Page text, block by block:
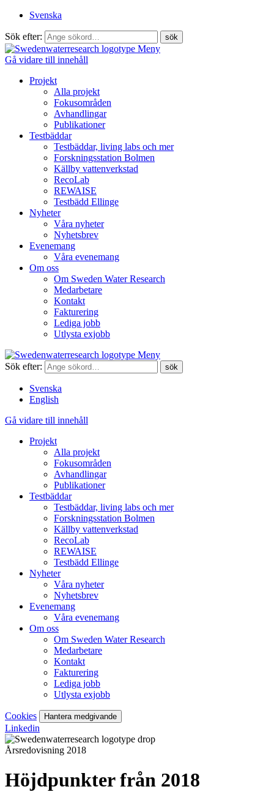
Svenska
Sök efter:
Meny
Gå vidare till innehåll
Projekt
Alla projekt
Fokusområden
Avhandlingar
Publikationer
Testbäddar
Testbäddar, living labs och mer
Forskningsstation Bolmen
Källby vattenverkstad
RecoLab
REWAISE
Testbädd Ellinge
Nyheter
Våra nyheter
Nyhetsbrev
Evenemang
Våra evenemang
Om oss
Om Sweden Water Research
Medarbetare
Kontakt
Fakturering
Lediga jobb
Utlysta exjobb
Meny
Sök efter:
Svenska
English
Gå vidare till innehåll
Projekt
Alla projekt
Fokusområden
Avhandlingar
Publikationer
Testbäddar
Testbäddar, living labs och mer
Forskningsstation Bolmen
Källby vattenverkstad
RecoLab
REWAISE
Testbädd Ellinge
Nyheter
Våra nyheter
Nyhetsbrev
Evenemang
Våra evenemang
Om oss
Om Sweden Water Research
Medarbetare
Kontakt
Fakturering
Lediga jobb
Utlysta exjobb
Cookies Hantera medgivande
Linkedin
Årsredovisning 2018
Höjdpunkter från 2018